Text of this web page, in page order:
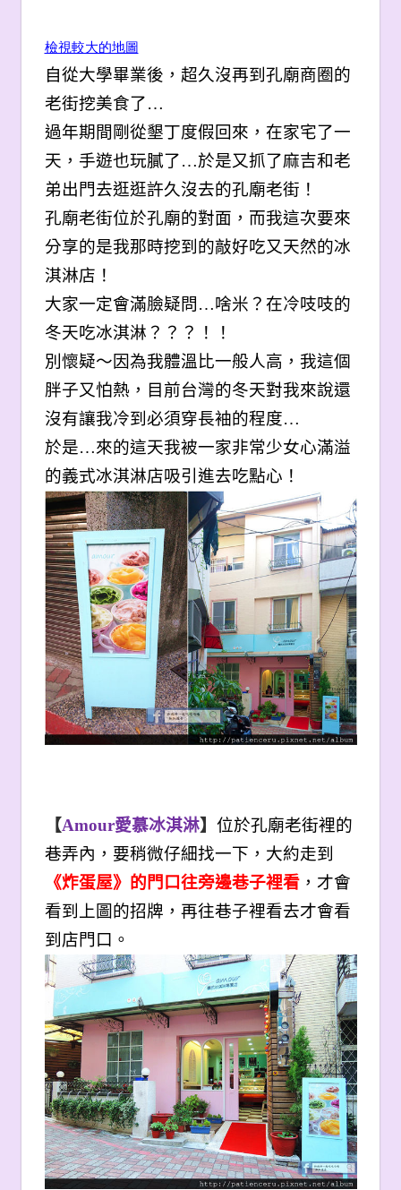
檢視較大的地圖
自從大學畢業後，超久沒再到孔廟商圈的
老街挖美食了…
過年期間剛從墾丁度假回來，在家宅了一
天，手遊也玩膩了…於是又抓了麻吉和老
弟出門去逛逛許久沒去的孔廟老街！
孔廟老街位於孔廟的對面，而我這次要來
分享的是我那時挖到的敲好吃又天然的冰
淇淋店！
大家一定會滿臉疑問…啥米？在冷吱吱的
冬天吃冰淇淋？？？！！
別懷疑～因為我體溫比一般人高，我這個
胖子又怕熱，目前台灣的冬天對我來說還
沒有讓我冷到必須穿長袖的程度…
於是…來的這天我被一家非常少女心滿溢
的義式冰淇淋店吸引進去吃點心！
【Amour愛慕冰淇淋】 位於孔廟老街裡的
巷弄內，要稍微仔細找一下，大約走到
《炸蛋屋》的門口往旁邊巷子裡看，才會
看到上圖的招牌，再往巷子裡看去才會看
到店門口。